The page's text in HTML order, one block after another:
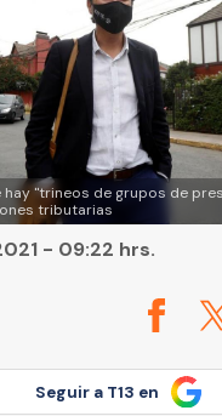
hay "trineos de grupos de
tributarias
- 09:22 hrs.
Seguir a T13 en